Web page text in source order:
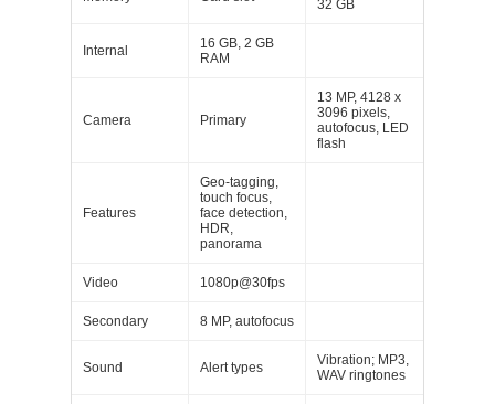
32 GB
Internal
16 GB, 2 GB
RAM
Camera Primary
13 MP, 4128 x
3096 pixels,
autofocus, LED
flash
Features
Geo-tagging,
touch focus,
face detection,
HDR,
panorama
Video 1080p@30fps
Secondary 8 MP, autofocus
Sound Alert types
Vibration; MP3,
WAV ringtones